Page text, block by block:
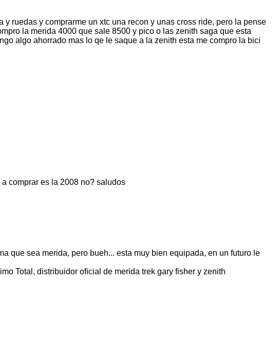
ruedas y comprarme un xtc una recon y unas cross ride, pero la pense
la merida 4000 que sale 8500 y pico o las zenith saga que esta
algo ahorrado mas lo qe le saque a la zenith esta me compro la bici
comprar es la 2008 no? saludos
que sea merida, pero bueh... esta muy bien equipada, en un futuro le
Total, distribuidor oficial de merida trek gary fisher y zenith